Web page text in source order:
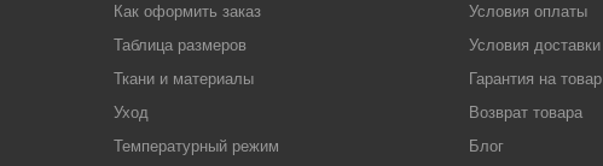
Как оформить заказ
Таблица размеров
Ткани и материалы
Уход
Температурный режим
Условия оплаты
Условия доставки
Гарантия на товар
Возврат товара
Блог